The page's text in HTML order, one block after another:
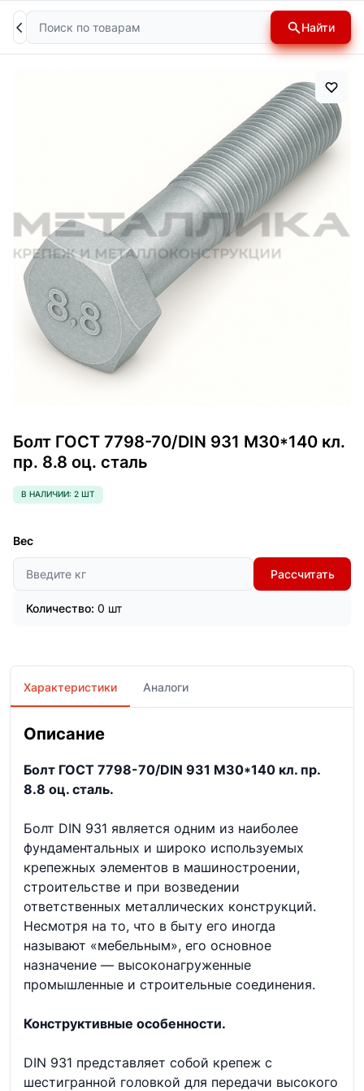
Поиск Найти
Болт ГОСТ 7798-70/DIN 931 М30*140 кл.
пр. 8.8 оц. сталь
В НАЛИЧИИ: 2 ШТ
Вес
Рассчитать
Количество: 0 шт
Характеристики Аналоги
Описание
Болт ГОСТ 7798-70/DIN 931 М30*140 кл. пр.
8.8 оц. сталь.
Болт DIN 931 является одним из наиболее
фундаментальных и широко используемых
крепежных элементов в машиностроении,
строительстве и при возведении
ответственных металлических конструкций.
Несмотря на то, что в быту его иногда
называют «мебельным», его основное
назначение — высоконагруженные
промышленные и строительные соединения.
Конструктивные особенности.
DIN 931 представляет собой крепеж с
шестигранной головкой для передачи высокого